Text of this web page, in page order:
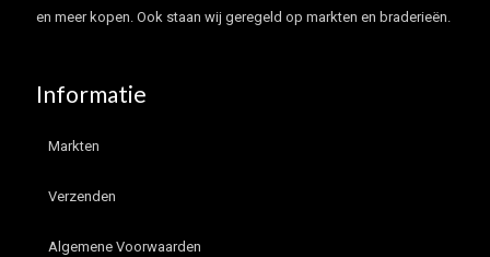
en meer kopen. Ook staan wij geregeld op markten en braderieën.
Informatie
Markten
Verzenden
Algemene Voorwaarden